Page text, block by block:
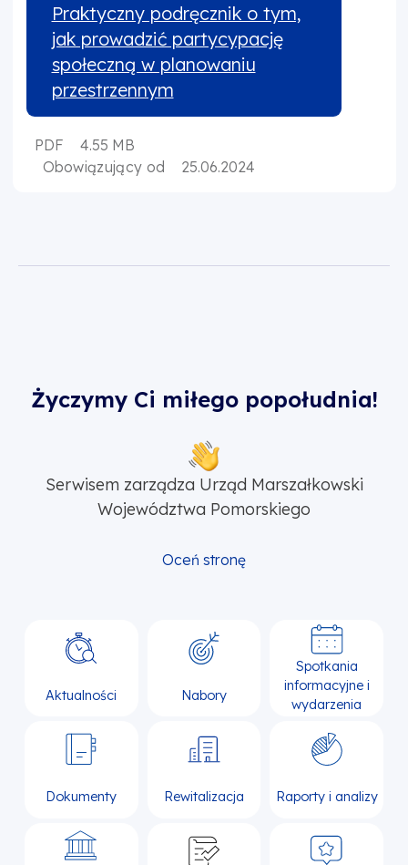
Praktyczny podręcznik o tym,
jak prowadzić partycypację
społeczną w planowaniu
przestrzennym
PDF
4.55 MB
Obowiązujący od
25.06.2024
Życzymy Ci miłego popołudnia!
Serwisem zarządza Urząd Marszałkowski
Województwa Pomorskiego
Oceń stronę
Aktualności Nabory
Spotkania
informacyjne i
wydarzenia
Dokumenty Rewitalizacja Raporty i analizy